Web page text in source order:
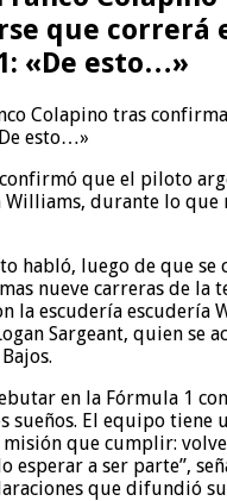
que correrá
«De esto…»
confirmó que el piloto
Williams, durante lo que
habló, luego de que se
nueve carreras de la
la escudería escudería
Sargeant, quien se
en la Fórmula 1
sueños. El equipo tiene
que cumplir:
esperar a ser parte”,
que difundió